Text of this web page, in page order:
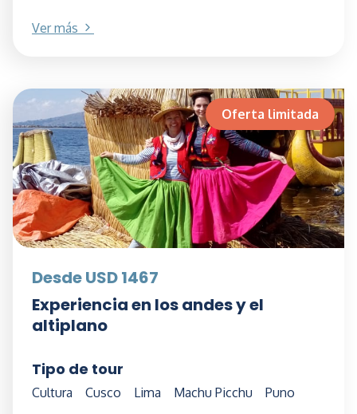
Ver más
Oferta limitada
Desde USD 1467
Experiencia en los andes y el
altiplano
Tipo de tour
Cultura Cusco Lima Machu Picchu Puno